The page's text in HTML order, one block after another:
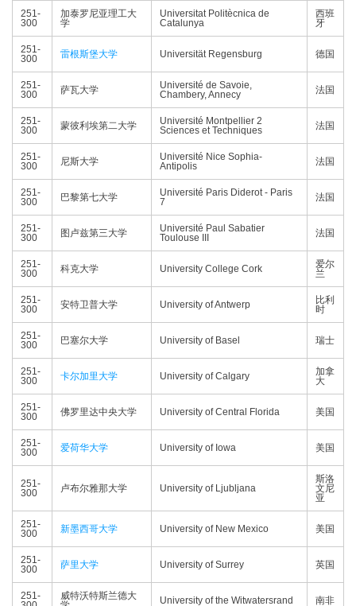
251-
300
加泰罗尼亚理工大
学
Universitat Politècnica de
Catalunya
西班
牙
251-
300
雷根斯堡大学 Universität Regensburg 德国
251-
300
萨瓦大学
Université de Savoie,
Chambery, Annecy
法国
251-
300
蒙彼利埃第二大学
Université Montpellier 2
Sciences et Techniques
法国
251-
300
尼斯大学
Université Nice Sophia-
Antipolis
法国
251-
300
巴黎第七大学
Université Paris Diderot - Paris
7
法国
251-
300
图卢兹第三大学
Université Paul Sabatier
Toulouse III
法国
251-
300
科克大学 University College Cork
爱尔
兰
251-
300
安特卫普大学 University of Antwerp
比利
时
251-
300
巴塞尔大学 University of Basel 瑞士
251-
300
卡尔加里大学 University of Calgary
加拿
大
251-
300
佛罗里达中央大学 University of Central Florida 美国
251-
300
爱荷华大学 University of Iowa 美国
251-
300
卢布尔雅那大学 University of Ljubljana
斯洛
文尼
亚
251-
300
新墨西哥大学 University of New Mexico 美国
251-
300
萨里大学 University of Surrey 英国
251-
威特沃特斯兰德大
University of the Witwatersrand 南非